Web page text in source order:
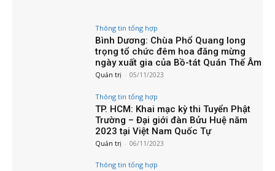
Thông tin tổng hợp
Bình Dương: Chùa Phổ Quang long
trọng tổ chức đêm hoa đăng mừng
ngày xuất gia của Bồ-tát Quán Thế Âm
Quản trị - 05/11/2023
Thông tin tổng hợp
TP. HCM: Khai mạc kỳ thi Tuyển Phật
Trường – Đại giới đàn Bửu Huệ năm
2023 tại Việt Nam Quốc Tự
Quản trị - 06/11/2023
Thông tin tổng hợp